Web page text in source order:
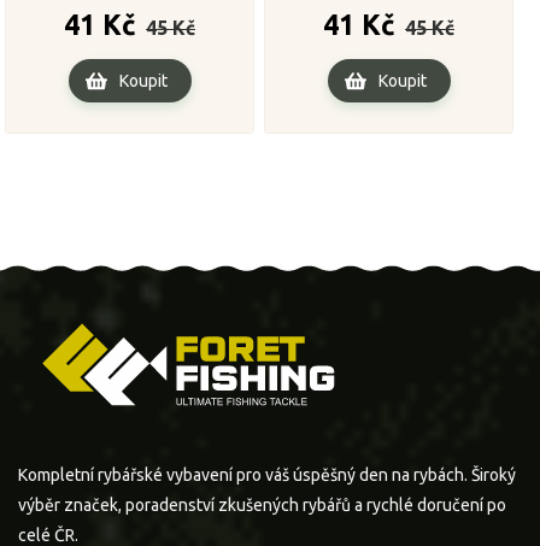
41 Kč
cena
45 Kč
Koupit
41 Kč
cena
45 Kč
Koupit
Kompletní rybářské vybavení pro váš úspěšný den na rybách. Široký
výběr značek, poradenství zkušených rybářů a rychlé doručení po
celé ČR.